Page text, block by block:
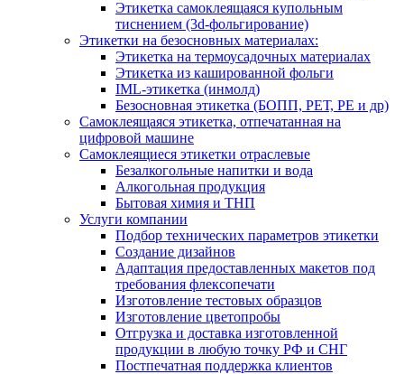
Этикетка самоклеящаяся купольным
тиснением (3d-фольгирование)
Этикетки на безосновных материалах:
Этикетка на термоусадочных материалах
Этикетка из кашированной фольги
IML-этикетка (инмолд)
Безосновная этикетка (БОПП, РЕТ, РЕ и др)
Самоклеящаяся этикетка, отпечатанная на
цифровой машине
Самоклеящиеся этикетки отраслевые
Безалкогольные напитки и вода
Алкогольная продукция
Бытовая химия и ТНП
Услуги компании
Подбор технических параметров этикетки
Создание дизайнов
Адаптация предоставленных макетов под
требования флексопечати
Изготовление тестовых образцов
Изготовление цветопробы
Отгрузка и доставка изготовленной
продукции в любую точку РФ и СНГ
Постпечатная поддержка клиентов